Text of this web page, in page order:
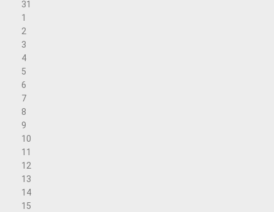
31
1
2
3
4
5
6
7
8
9
10
11
12
13
14
15